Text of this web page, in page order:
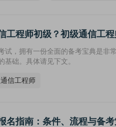
工程师初级？初级通信工
试，拥有一份全面的备考宝典是非
基础。具体请见下文。
信工程师
名指南：条件、流程与备